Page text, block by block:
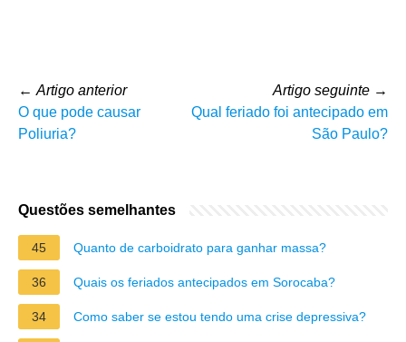
← Artigo anterior
O que pode causar
Poliuria?
Artigo seguinte →
Qual feriado foi antecipado em
São Paulo?
Questões semelhantes
45 Quanto de carboidrato para ganhar massa?
36 Quais os feriados antecipados em Sorocaba?
34 Como saber se estou tendo uma crise depressiva?